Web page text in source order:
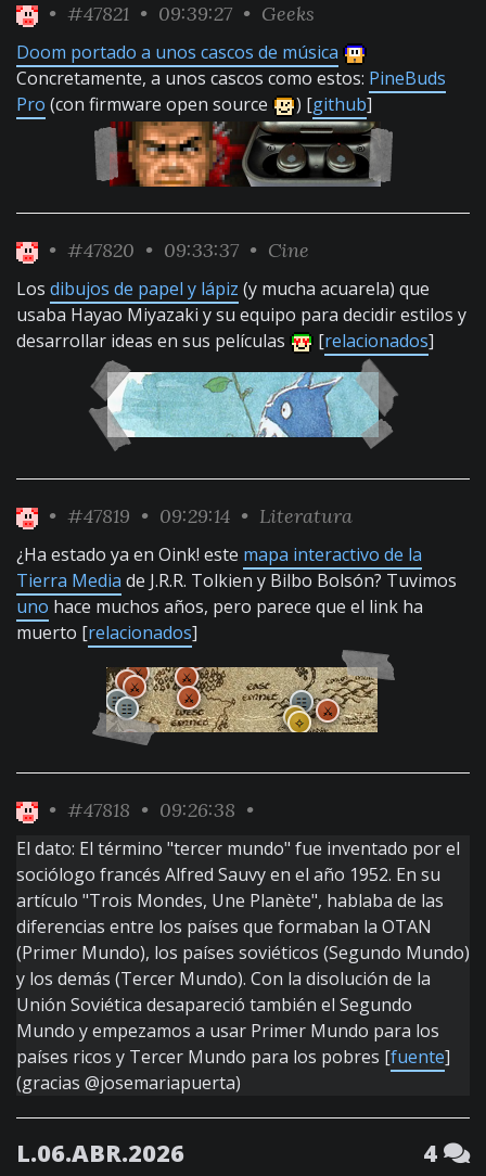
• #47821 • 09:39:27 • Geeks
Doom portado a unos cascos de música
Concretamente, a unos cascos como estos: PineBuds
Pro (con firmware open source ) [github]
• #47820 • 09:33:37 • Cine
Los dibujos de papel y lápiz (y mucha acuarela) que
usaba Hayao Miyazaki y su equipo para decidir estilos y
desarrollar ideas en sus películas
[relacionados]
• #47819 • 09:29:14 • Literatura
¿Ha estado ya en Oink! este mapa interactivo de la
Tierra Media de J.R.R. Tolkien y Bilbo Bolsón? Tuvimos
uno hace muchos años, pero parece que el link ha
muerto [relacionados]
• #47818 • 09:26:38 •
El dato: El término "tercer mundo" fue inventado por el
sociólogo francés Alfred Sauvy en el año 1952. En su
artículo "Trois Mondes, Une Planète", hablaba de las
diferencias entre los países que formaban la OTAN
(Primer Mundo), los países soviéticos (Segundo Mundo)
y los demás (Tercer Mundo). Con la disolución de la
Unión Soviética desapareció también el Segundo
Mundo y empezamos a usar Primer Mundo para los
países ricos y Tercer Mundo para los pobres [fuente]
(gracias @josemariapuerta)
L.06.ABR.2026 4